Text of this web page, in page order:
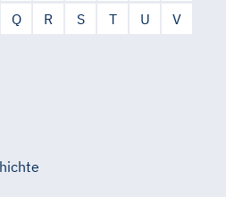
Q R S T U
V